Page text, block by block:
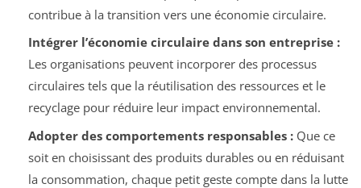
contribue à la transition vers une économie circulaire.
Intégrer l’économie circulaire dans son entreprise :
Les organisations peuvent incorporer des processus
circulaires tels que la réutilisation des ressources et le
recyclage pour réduire leur impact environnemental.
Adopter des comportements responsables :Que ce
soit en choisissant des produits durables ou en réduisant
la consommation, chaque petit geste compte dans la lutte